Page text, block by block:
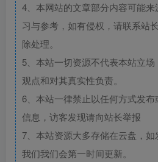
4、本网站的文章部分内容可能
习与参考，如有侵权，请联系站
除处理。
5、本站一切资源不代表本站立
观点和对其真实性负责。
6、本站一律禁止以任何方式发
信息，访客发现请向站长举报
7、本站资源大多存储在云盘，
我们我们会第一时间更新。